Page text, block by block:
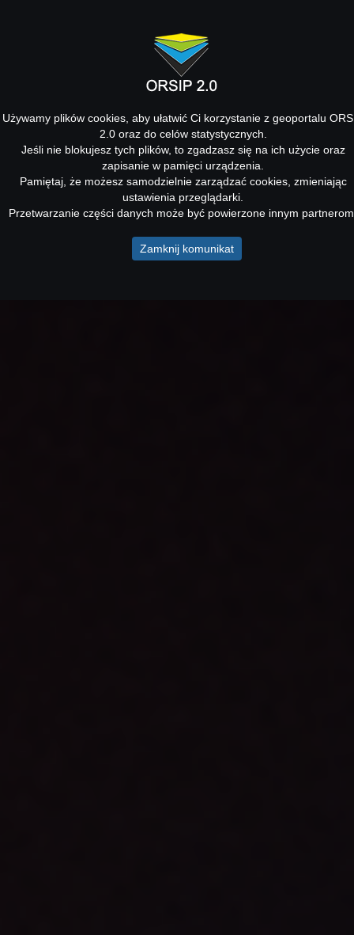
Używamy plików cookies, aby ułatwić Ci korzystanie z geoportalu
2.0 oraz do celów statystycznych.
Jeśli nie blokujesz tych plików, to zgadzasz się na ich użycie oraz
zapisanie w pamięci urządzenia.
Pamiętaj, że możesz samodzielnie zarządzać cookies, zmieniając
ustawienia przeglądarki.
Przetwarzanie części danych może być powierzone innym
Zamknij komunikat